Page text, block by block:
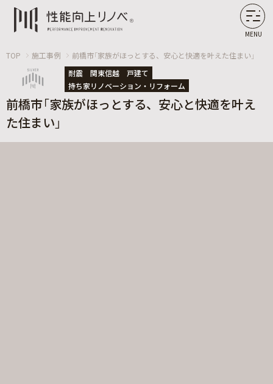
MENU
TOP 施工事例
前橋市「家族がほっとする、安心と快適を叶えた住まい」
耐震
関東信越
戸建て
持ち家リノベーション・リフォーム
前橋市「家族がほっとする、安心と快適を叶え
た住まい」